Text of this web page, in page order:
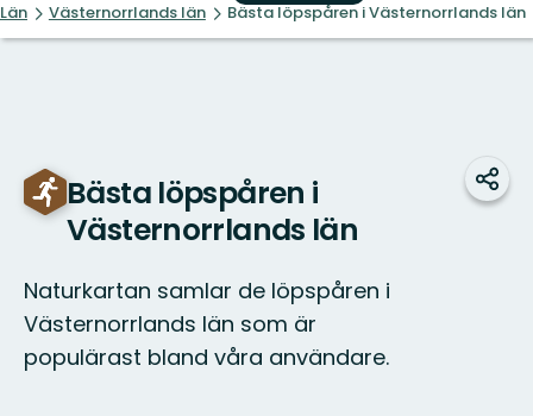
Län Västernorrlands län Bästa löpspåren i Västernorrlands län
Bästa löpspåren i
Västernorrlands län
Naturkartan samlar de löpspåren i
Västernorrlands län som är
populärast bland våra användare.
Dela